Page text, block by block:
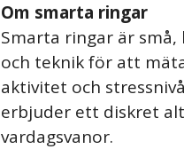
Om smarta ringar
Smarta ringar är
och teknik för att
aktivitet och
erbjuder ett diskret
vardagsvanor.